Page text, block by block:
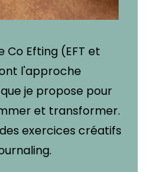
Co Efting (EFT et
l'approche
je propose pour
et transformer.
exercices créatifs